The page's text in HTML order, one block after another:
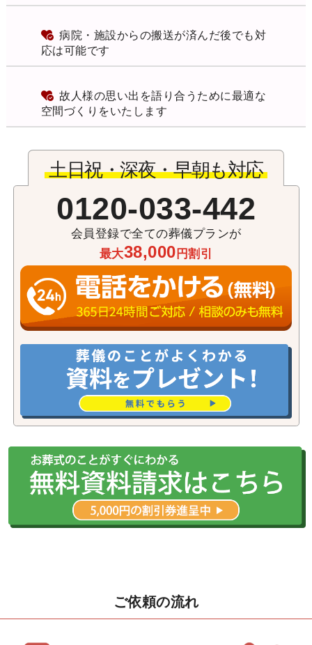
病院・施設からの搬送が済んだ後でも対
応は可能です
故人様の思い出を語り合うために最適な
空間づくりをいたします
土日祝・深夜・早朝も対応
0120-033-442
会員登録で全ての葬儀プランが
最大38,000 円割引
ご依頼の流れ